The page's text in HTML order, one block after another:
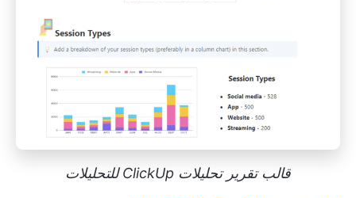
قالب تقرير تحليلات ClickUp للتحليلات